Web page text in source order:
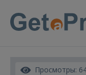
Просмотры: